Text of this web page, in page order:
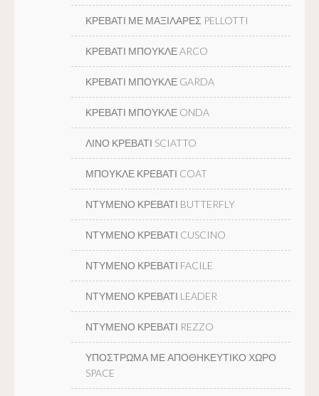
ΚΡΕΒΑΤΙ ΜΕ ΜΑΞΙΛΑΡΕΣ PELLOTTI
ΚΡΕΒΑΤΙ ΜΠΟΥΚΛΕ ARCO
ΚΡΕΒΑΤΙ ΜΠΟΥΚΛΕ GARDA
ΚΡΕΒΑΤΙ ΜΠΟΥΚΛΕ ONDA
ΛΙΝΟ ΚΡΕΒΑΤΙ SCIATTO
ΜΠΟΥΚΛΕ ΚΡΕΒΑΤΙ COAT
ΝΤΥΜΕΝΟ ΚΡΕΒΑΤΙ BUTTERFLY
ΝΤΥΜΕΝΟ ΚΡΕΒΑΤΙ CUSCINO
ΝΤΥΜΕΝΟ ΚΡΕΒΑΤΙ FACILE
ΝΤΥΜΕΝΟ ΚΡΕΒΑΤΙ LEADER
ΝΤΥΜΕΝΟ ΚΡΕΒΑΤΙ REZZO
ΥΠΟΣΤΡΩΜΑ ΜΕ ΑΠΟΘΗΚΕΥΤΙΚΟ ΧΩΡΟ
SPACE